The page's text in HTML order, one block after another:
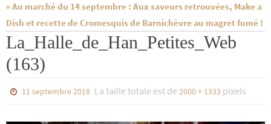
« Au marché du 14 septembre : Aux saveurs retrouvées, Make a
Dish et recette de Cromesquis de Barnichèvre au magret fumé !
La_Halle_de_Han_Petites_Web
(163)
11 septembre 2018 La taille totale est de2000 × 1333 pixels